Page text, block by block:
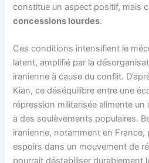
constitue un aspect positif, mais
concessions lourdes.
Ces conditions intensifient le
latent, amplifié par la
iranienne à cause du conflit.
Kian, ce déséquilibre entre une
répression militarisée alimente
à des soulèvements populaires.
iranienne, notamment en France,
espoirs dans un mouvement de
pourrait déstabiliser durablement